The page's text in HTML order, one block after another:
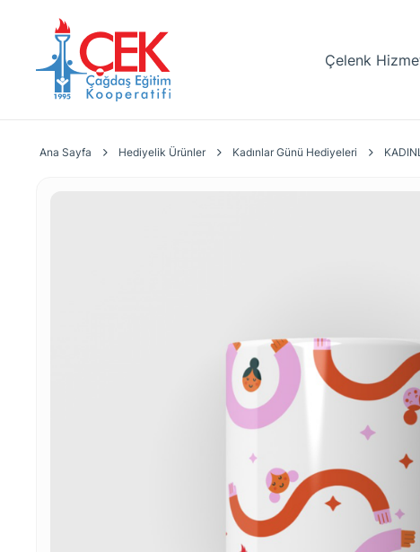
Çelenk
Ana Sayfa Hediyelik Ürünler Kadınlar Günü Hediyeleri